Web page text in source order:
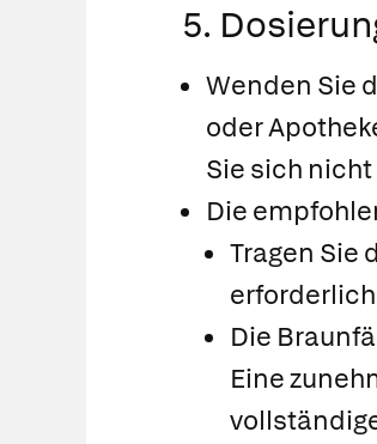
5.
Wenden Sie
oder
Sie sich
Die
Tragen Sie
Die
Eine